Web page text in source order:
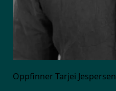
Oppfinner Tarjei Jespersen